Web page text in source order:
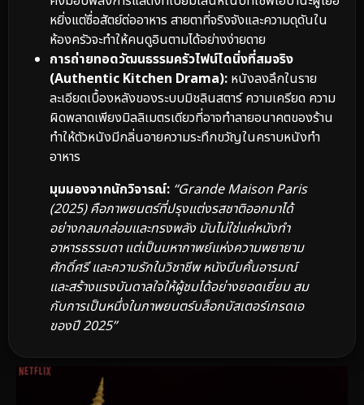
หยิ่งแต่ซื่อสัตย์ต่ออาหาร สายตาที่จริงจังและความดุดันใน
ห้องครัวจะทำให้คนดูอินตามได้อย่างง่ายดาย
การถ่ายทอดวัฒนธรรมครัวไฟน์ไดนิ่งที่สมจริง
(Authentic Kitchen Drama): หนังลงลึกในราย
ละเอียดเบื้องหลังของระบบมิชลินสตาร์ ความเครียด ความ
ผิดพลาดเพียงมิลลิเมตรเดียวที่อาจทำลายอนาคตของร้าน
ทำให้ตัวหนังมีกลิ่นอายความระทึกขวัญในคราบหนังทำ
อาหาร
มุมมองจากนักวิจารณ์: “Grande Maison Paris
(2025) คือภาพยนตร์ที่ปรุงแต่งรสชาติออกมาได้
อย่างกลมกล่อมและทรงพลัง มันไม่ใช่แค่หนังทำ
อาหารธรรมดา แต่เป็นมหากาพย์แห่งความพยายาม
ศักดิ์ศรี และความรักในวิชาชีพ หนังบีบคั้นอารมณ์
และสร้างแรงบันดาลใจให้ผู้ชมได้อย่างยอดเยี่ยม สม
กับการเป็นหนึ่งในภาพยนตร์บล็อกบัสเตอร์เกรดเอ
ของปี 2025”